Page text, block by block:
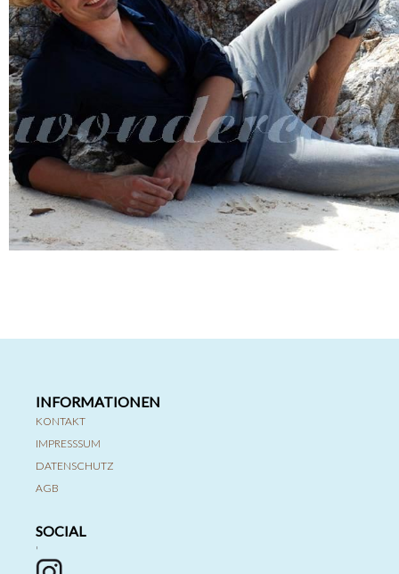
INFORMATIONEN
KONTAKT
IMPRESSSUM
DATENSCHUTZ
AGB
SOCIAL
'